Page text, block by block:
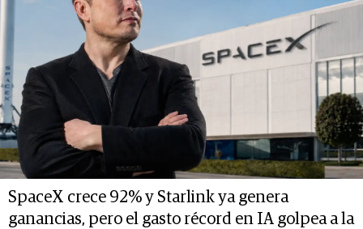
SpaceX crece 92% y Starlink ya genera
ganancias, pero el gasto récord en IA golpea a la